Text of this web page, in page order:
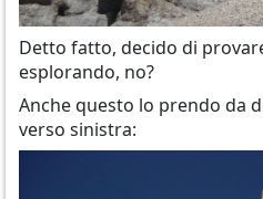
Detto fatto, decido di
esplorando, no?
Anche questo lo prendo da
verso sinistra: